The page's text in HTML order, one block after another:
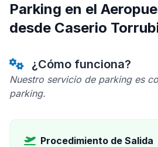
Parking en el
desde Caserio
¿Cómo funciona?
Nuestro servicio de parking es
parking.
Procedimiento de Salida